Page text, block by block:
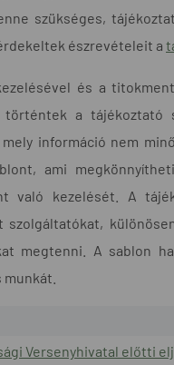
szükséges,
észrevételeit a
és a
a tájékoztató
információ nem
ami
való kezelését. A
szolgáltatókat,
megtenni. A sablon
Versenyhivatal előtti